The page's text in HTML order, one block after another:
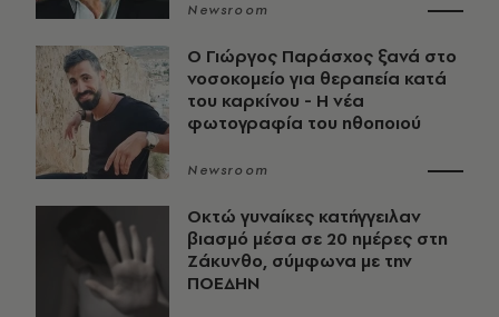
Newsroom
O Γιώργος Παράσχος ξανά στο
νοσοκομείο για θεραπεία κατά
του καρκίνου - Η νέα
φωτογραφία του ηθοποιού
Newsroom
Οκτώ γυναίκες κατήγγειλαν
βιασμό μέσα σε 20 ημέρες στη
Ζάκυνθο, σύμφωνα με την
ΠΟΕΔΗΝ